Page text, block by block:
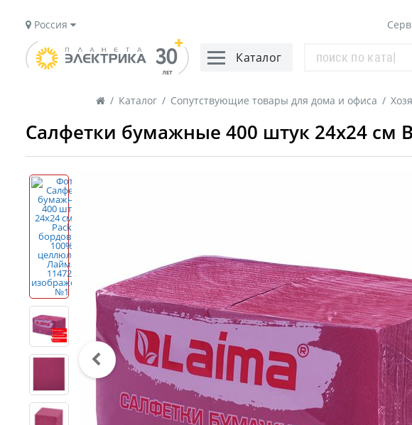
Россия
Каталог
/ Каталог / Сопутствующие товары для дома и офиса /
Салфетки бумажные 400 штук 24х24 см